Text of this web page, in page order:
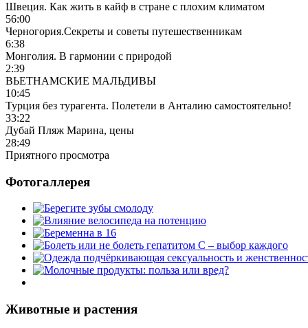
Швеция. Как жить в кайф в стране с плохим климатом
56:00
Черногория.Секреты и советы путешественникам
6:38
Монголия. В гармонии с природой
2:39
ВЬЕТНАМСКИЕ МАЛЬДИВЫ
10:45
Турция без турагента. Полетели в Анталию самостоятельно!
33:22
Дубай Пляж Марина, цены
28:49
Приятного просмотра
Фотогаллерея
Животные и растения